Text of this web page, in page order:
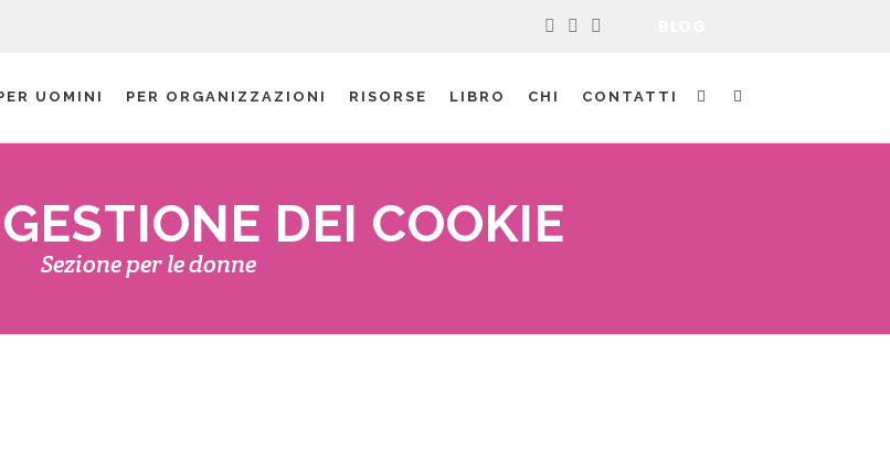
UOMINI PER ORGANIZZAZIONI RISORSE LIBRO CHI CONTATTI
DEI COOKIE
Sezione per le donne